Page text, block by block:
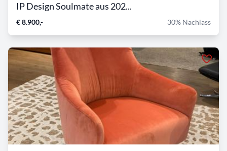
IP Design Soulmate aus 202...
€ 8.900,- 30% Nachlass